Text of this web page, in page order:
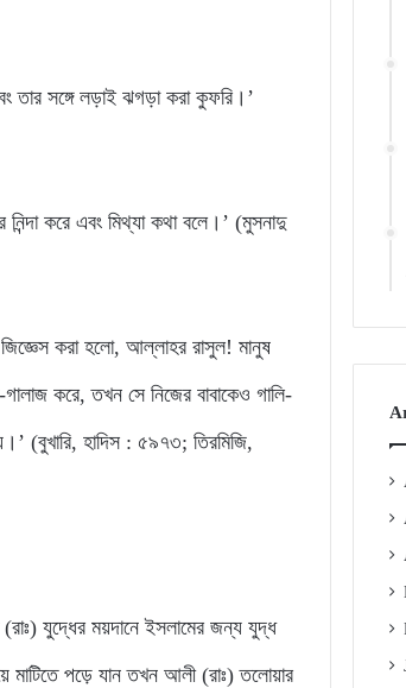
তার সঙ্গে লড়াই ঝগড়া করা কুফরি।’
করে এবং মিথ্যা কথা বলে।’ (মুসনাদু
করা হলো, আল্লাহর রাসুল! মানুষ
গালাজ করে, তখন সে নিজের বাবাকেও গালি-
(বুখারি, হাদিস : ৫৯৭৩; তিরমিজি,
যুদ্ধের ময়দানে ইসলামের জন্য যুদ্ধ
মাটিতে পড়ে যান তখন আলী (রাঃ) তলোয়ার